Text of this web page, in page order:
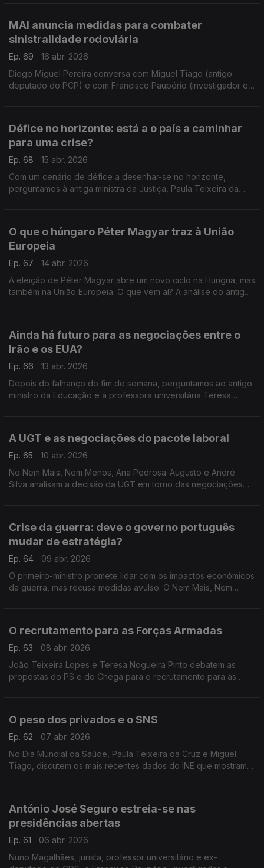
MAI anuncia medidas para combater
sinistralidade rodoviária
Ep. 69
16 abr. 2026
Diogo Miguel Pereira conversa com Miguel Tiago (antigo
deputado do PCP) e com Francisco Paupério (investigador e
Défice no horizonte: está a o país a caminhar
para uma crise?
Ep. 68
15 abr. 2026
Com um cenário de défice a desenhar-se no horizonte,
perguntamos à antiga ministra da Justiça, Paula Teixeira da
O que o húngaro Péter Magyar traz à União
Europeia
Ep. 67
14 abr. 2026
A eleição de Péter Magyar abre um novo ciclo na Hungria, mas
também na União Europeia. O que vem aí? A análise do antigo
Ainda há futuro para as negociações entre o
Irão e os EUA?
Ep. 66
13 abr. 2026
Depois do falhanço do fim de semana, perguntamos ao antigo
ministro da Educação e à professora universitária Teresa
A UGT e as negociações do pacote laboral
Ep. 65
10 abr. 2026
No Nem Mais, Nem Menos, Ana Pedrosa-Augusto e André
Silva analisam a decisão da UGT em torno das negociações
Crise da guerra: deve o governo português
mudar de estratégia?
Ep. 64
09 abr. 2026
O primeiro-ministro promete lidar com os impactos económicos
da guerra, mas recusa medidas avulso. O Nem Mais, Nem
O recrutamento para as Forças Armadas
Ep. 63
08 abr. 2026
João Teixeira Lopes e Teresa Nogueira Pinto debatem as
propostas do PS e do Chega para o recrutamento para as
O peso dos privados e o SNS
Ep. 62
07 abr. 2026
No Dia Mundial da Saúde, Paula Teixeira da Cruz e Miguel
Tiago, discutem os mais recentes dados do INE que mostram o
António José Seguro estreia-se nas
presidências abertas
Ep. 61
06 abr. 2026
Nuno Magalhães, jurista, professor universitário e ex-